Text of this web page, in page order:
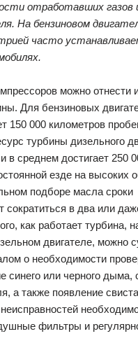
отработавших газов
На бензиновом
часто
можно отнести
Для бензиновых
150 000 километров
турбины дизельного
в среднем достигает 250
езде на высоких
подборе масла сроки
сократиться в два или
как работает турбина,
двигателе, можно
о необходимости
синего или черного дыма,
а также появление
фильтры и